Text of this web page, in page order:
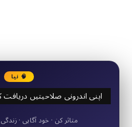
🧠 نیا
اپنی اندرونی صلاحیتیں دریافت
50+ مختصر کوئز
متاثر کن · خود آگاہی ·